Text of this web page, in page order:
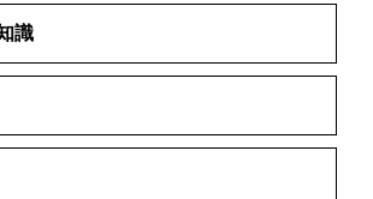
識